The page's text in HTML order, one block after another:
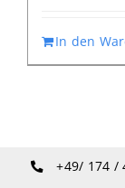
€
In den
+49/ 174 /